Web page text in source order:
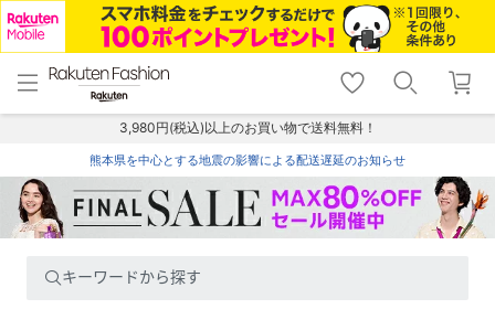
menu home
トップ
shopping_cart lock_outline
ログイン
3,980円(税込)以上のお買い物で送料無料！
熊本県を中心とする地震の影響による配送遅延のお知らせ
キーワードから探す